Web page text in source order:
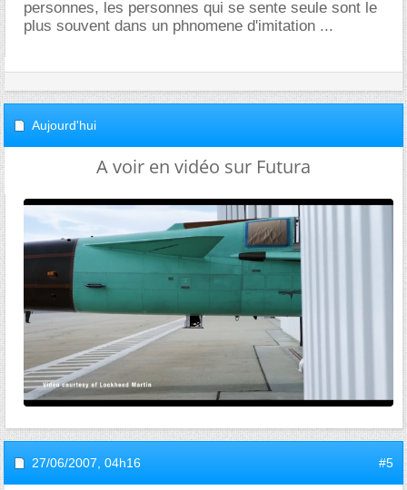
personnes, les personnes qui se sente seule sont le
plus souvent dans un phnomene d'imitation ...
Aujourd'hui
A voir en vidéo sur Futura
27/06/2007, 04h16 #5